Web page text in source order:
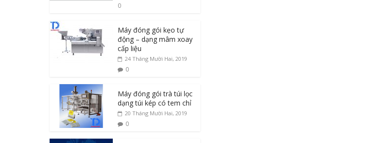
0
Máy đóng gói kẹo tự
động – dạng mâm xoay
cấp liệu
24 Tháng Mười Hai, 2019
0
Máy đóng gói trà túi lọc
dạng túi kép có tem chỉ
20 Tháng Mười Hai, 2019
0